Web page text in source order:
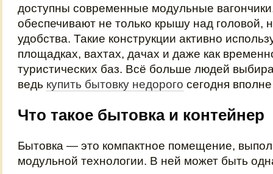
доступны современные модульные
обеспечивают не только крышу над головой,
удобства. Такие конструкции активно
площадках, вахтах, дачах и даже как
туристических баз. Всё больше людей
ведь купить бытовку недорого сегодня
Что такое бытовка и контейнер
Бытовка — это компактное помещение,
модульной технологии. В ней может быть